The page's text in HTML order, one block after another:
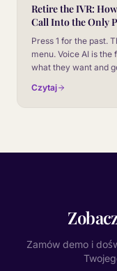
Retire the IVR:
Call Into the Only
Press 1 for the past.
menu. Voice AI is
what they want and
Czytaj
Zamów demo i